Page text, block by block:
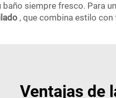
siempre fresco. Para
, que combina estilo
Ventajas de